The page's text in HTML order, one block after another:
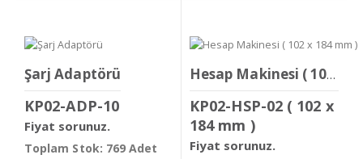
Şarj Adaptörü
KP02-ADP-10
Fiyat sorunuz.
Toplam Stok: 769 Adet
Hesap Makinesi ( 102 x 184 mm )
KP02-HSP-02 ( 102 x
184 mm )
Fiyat sorunuz.